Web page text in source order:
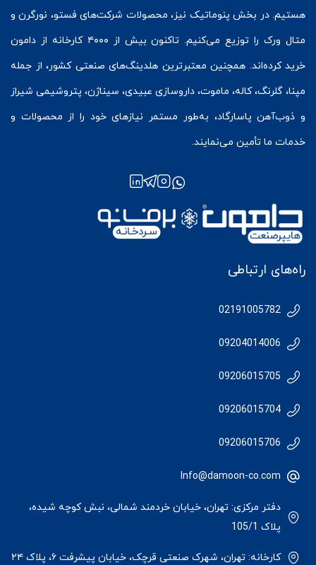
هستیم. در بخش پنوماتیک نیز، محصولات شرکت‌های فستو، نورگرن و
متال ورک
را توزیع می‌کنیم. تاکنون بیش از ۴۰۰۰ کارخانه از دامون
خرید کرده‌اند. همچنین معتبرترین هلدینگ‌های صنعتی کشور، از جمله
مپنا، گلرنگ، کاله، ماموت، داروسازی عبیدی، سیناژن، پتروشیمی شیراز
و ذوب‌آهن پاسارگاد، به‌طور مستمر نیازهای خود را از محصولات و
خدمات ما تأمین می‌نمایند.
راه‌های ارتباطی
02191005782
09204014006
09206015705
09206015704
09206015706
Info@damoon-co.com
دفتر مرکزی: تهران، خیابان خردمند شمالی، نبش کوچه شیده،
پلاک 105/1
کارخانه: تهران، شهرک صنعتی قرچک، خیابان پیشرفت ۶، پلاک ۲۴